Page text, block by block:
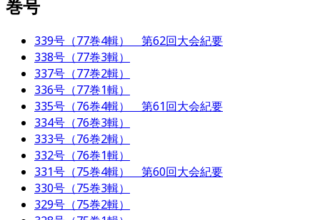
巻号
339号（77巻4輯） 第62回大会紀要
338号（77巻3輯）
337号（77巻2輯）
336号（77巻1輯）
335号（76巻4輯） 第61回大会紀要
334号（76巻3輯）
333号（76巻2輯）
332号（76巻1輯）
331号（75巻4輯） 第60回大会紀要
330号（75巻3輯）
329号（75巻2輯）